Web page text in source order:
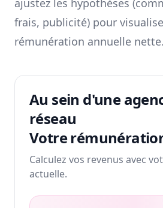
ajustez les hypothèses
frais, publicité) pour
rémunération annuelle nette.
Au sein d'une
réseau
Votre
Calculez vos revenus avec
actuelle.